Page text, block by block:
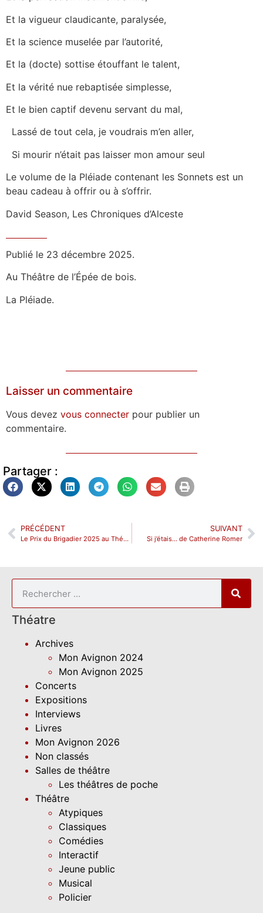
Théatre
Archives
Mon Avignon 2024
Mon Avignon 2025
Concerts
Expositions
Interviews
Livres
Mon Avignon 2026
Non classés
Salles de théâtre
Les théâtres de poche
Théâtre
Atypiques
Classiques
Comédies
Interactif
Jeune public
Musical
Policier
Et la vigueur claudicante, paralysée,
Et la science muselée par l’autorité,
Et la (docte) sottise étouffant le talent,
Et la vérité nue rebaptisée simplesse,
Et le bien captif devenu servant du mal,
Lassé de tout cela, je voudrais m’en aller,
Si mourir n’était pas laisser mon amour seul
Le volume de la Pléiade contenant les Sonnets est un
beau cadeau à offrir ou à s’offrir.
David Season, Les Chroniques d’Alceste
Publié le 23 décembre 2025.
Au Théâtre de l’Épée de bois.
La Pléiade.
Laisser un commentaire
Vous devez vous connecter pour publier un
commentaire.
Partager :
PRÉCÉDENT
Le Prix du Brigadier 2025 au Théâtre Montparnasse
SUIVANT
Si j’étais… de Catherine Romer